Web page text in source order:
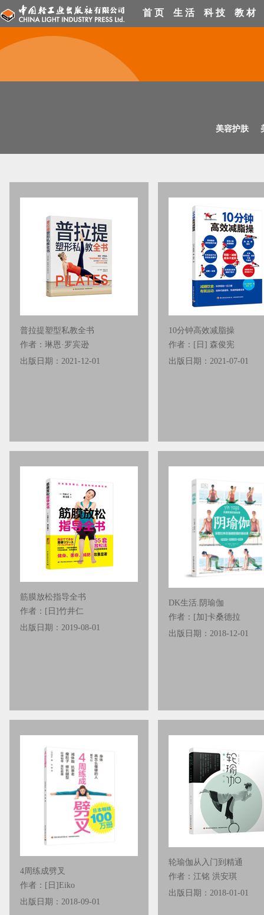
首 页 生 活 科 技 教 材
美容护肤
普拉提塑型私教全书
作者：琳恩·罗宾逊
出版日期：2021-12-01
10分钟高效减脂操
作者：[日] 森俊宪
出版日期：2021-07-01
筋膜放松指导全书
作者：[日]竹井仁
出版日期：2019-08-01
DK生活.阴瑜伽
作者：[加]卡桑德拉
出版日期：2018-12-01
4周练成劈叉
作者：[日]Eiko
出版日期：2018-09-01
轮瑜伽从入门到精通
作者：江铭 洪安琪
出版日期：2018-01-01